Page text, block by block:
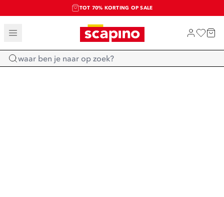
TOT 70% KORTING OP SALE
SALE: LAATSTE KANS!
SHOP NIEUW
Home